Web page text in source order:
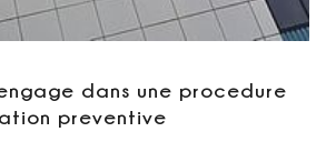
dans une procedure
preventive